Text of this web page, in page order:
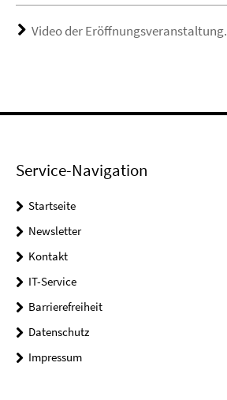
Video der Eröffnungsveranstaltung.
Service-Navigation
Startseite
Newsletter
Kontakt
IT-Service
Barrierefreiheit
Datenschutz
Impressum